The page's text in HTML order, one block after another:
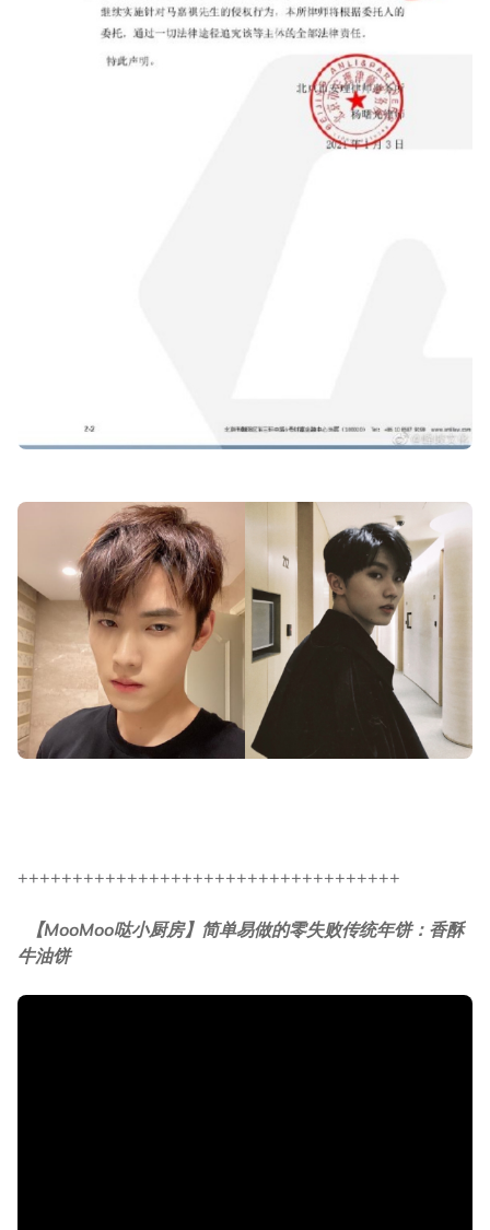
+++++++++++++++++++++++++++++++++++
【MooMoo哒小厨房】简单易做的零失败传统年饼：香酥
牛油饼